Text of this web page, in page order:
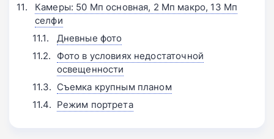
Камеры: 50 Мп основная, 2 Мп макро, 13 Мп
селфи
Дневные фото
Фото в условиях недостаточной
освещенности
Съемка крупным планом
Режим портрета